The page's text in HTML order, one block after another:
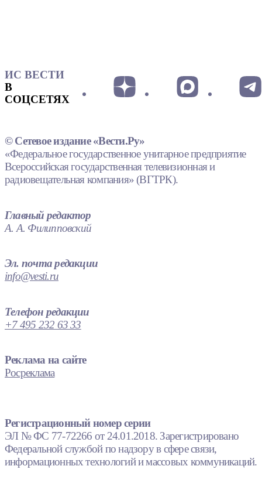
ИС ВЕСТИ
В
СОЦСЕТЯХ
© Сетевое издание «Вести.Ру»
«Федеральное государственное унитарное предприятие
Всероссийская государственная телевизионная и
радиовещательная компания» (ВГТРК).
Главный редактор
А. А. Филипповский
Эл. почта редакции
info@vesti.ru
Телефон редакции
+7 495 232 63 33
Реклама на сайте
Росреклама
Регистрационный номер серии
ЭЛ № ФС 77-72266 от 24.01.2018. Зарегистрировано
Федеральной службой по надзору в сфере связи,
информационных технологий и массовых коммуникаций.